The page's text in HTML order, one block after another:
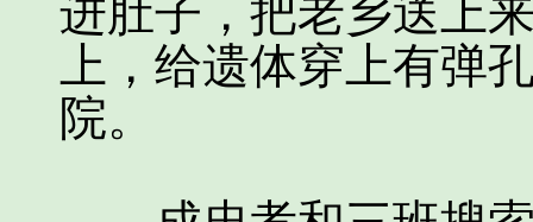
进肚子，把老乡送上
上，给遗体穿上有弹
院。